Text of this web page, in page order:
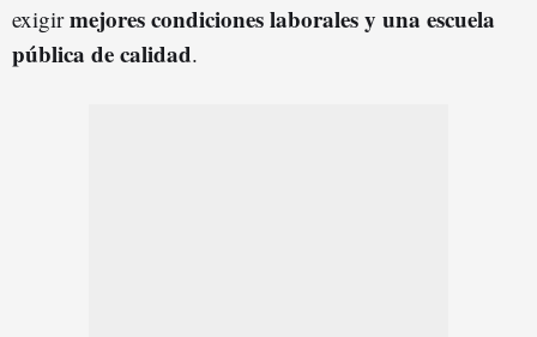
exigirmejores condiciones laborales y una escuela
pública de calidad.